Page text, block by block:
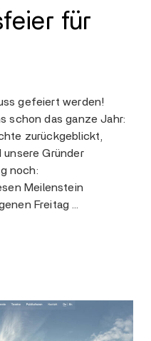
für
gefeiert werden!
schon das ganze Jahr:
zurückgeblickt,
unsere Gründer
noch:
Meilenstein
Freitag …